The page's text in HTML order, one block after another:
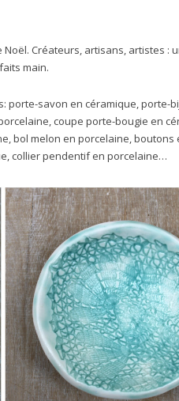
Créateurs, artisans, artistes :
main.
porte-savon en céramique, porte-
coupe porte-bougie en
bol melon en porcelaine, boutons
collier pendentif en porcelaine…